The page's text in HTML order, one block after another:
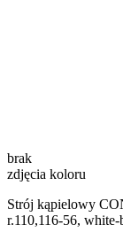
brak
zdjęcia koloru
Strój kąpielowy
r.110,116-56, white-